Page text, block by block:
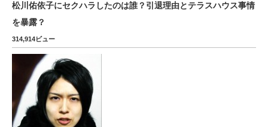
松川佑依子にセクハラしたのは誰？引退理由とテラスハウス事情
を暴露？
314,914ビュー